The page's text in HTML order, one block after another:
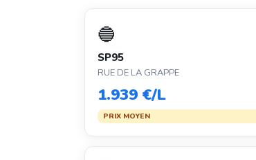
🔵
SP95
RUE DE LA GRAPPE
1.939 €/L
PRIX MOYEN